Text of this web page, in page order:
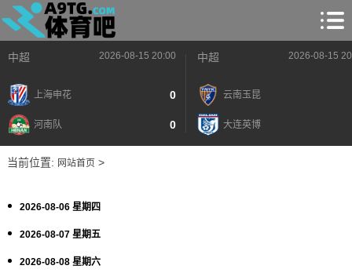
中超 2026-08-15 20:00
上海申花 0
河南队 0
中超 2026-08-15
云南玉昆
大连英博
当前位置: 网站首页>
2026-08-06 星期四
2026-08-07 星期五
2026-08-08 星期六